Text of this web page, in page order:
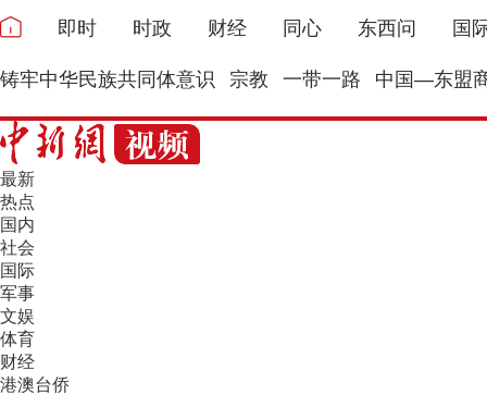
即时 时政 财经 同心 东西问 国
铸牢中华民族共同体意识 宗教 一带一路 中国—东盟
最新
热点
国内
社会
国际
军事
文娱
体育
财经
港澳台侨